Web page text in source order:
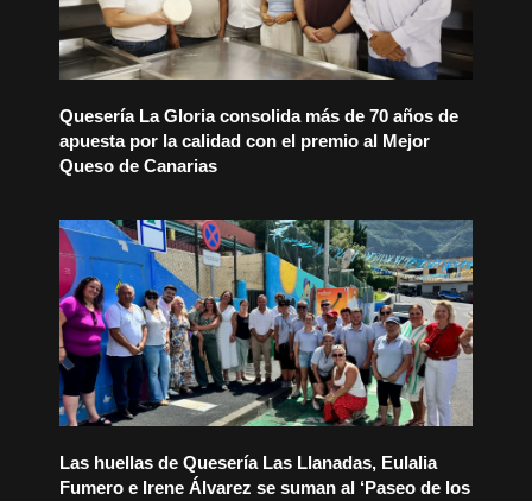
Quesería La Gloria consolida más de 70 años de
apuesta por la calidad con el premio al Mejor
Queso de Canarias
Las huellas de Quesería Las Llanadas, Eulalia
Fumero e Irene Álvarez se suman al ‘Paseo de los